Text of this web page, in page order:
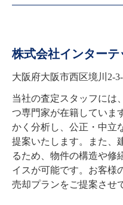
株式会社インター
大阪府大阪市西区境川2-
当社の査定スタッフには
つ専門家が在籍していま
かく分析し、公正・中立
提案いたします。また、
るため、物件の構造や修
イスが可能です。お客様
売却プランをご提案させ